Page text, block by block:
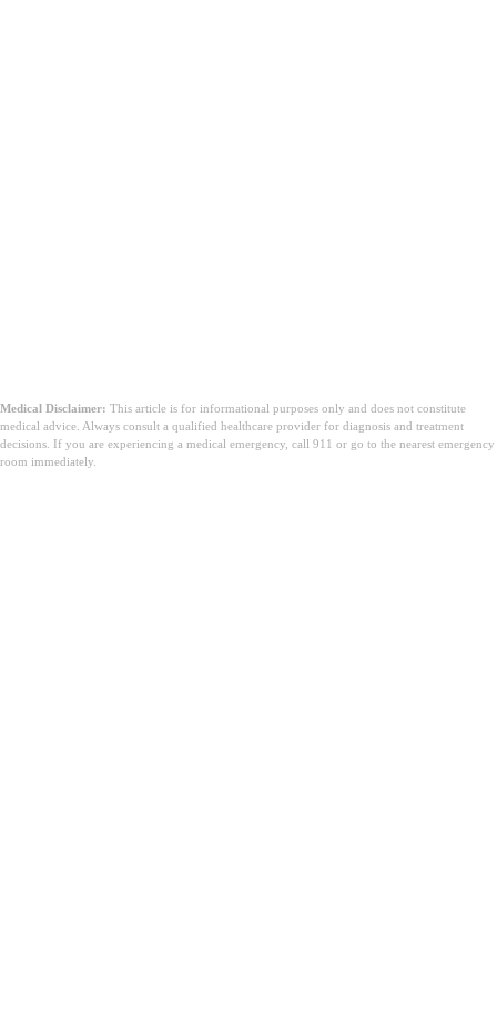
Medical Disclaimer: This article is for informational purposes only and does not constitute
medical advice. Always consult a qualified healthcare provider for diagnosis and treatment
decisions. If you are experiencing a medical emergency, call 911 or go to the nearest emergency
room immediately.